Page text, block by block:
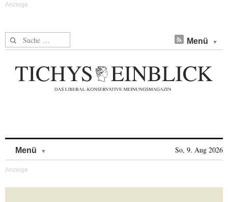
Suche nach: Menü
Menü So, 9. Aug 2026